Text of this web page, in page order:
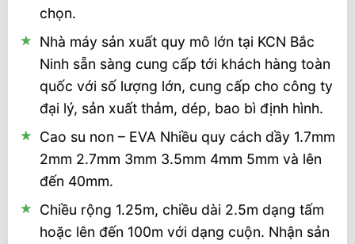
chọn.
Nhà máy sản xuất quy mô lớn tại KCN Bắc
Ninh sẵn sàng cung cấp tới khách hàng toàn
quốc với số lượng lớn, cung cấp cho công ty
đại lý, sản xuất thảm, dép, bao bì định hình.
Cao su non – EVA Nhiều quy cách dầy 1.7mm
2mm 2.7mm 3mm 3.5mm 4mm 5mm và lên
đến 40mm.
Chiều rộng 1.25m, chiều dài 2.5m dạng tấm
hoặc lên đến 100m với dạng cuộn. Nhận sản